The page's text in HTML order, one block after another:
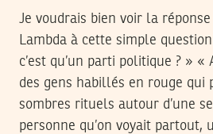
Je voudrais bien voir la réponse
Lambda à cette simple question
c’est qu’un parti politique ? » «
des gens habillés en rouge qui
sombres rituels autour d’une
personne qu’on voyait partout,